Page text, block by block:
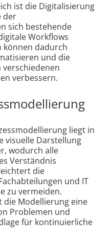
ist die Digitalisierung
der
sich bestehende
Workflows
können dadurch
und die
verbessern.
liegt in
visuelle Darstellung
wodurch alle
Verständnis
die
und IT
zu vermeiden.
Modellierung eine
Problemen und
für kontinuierliche